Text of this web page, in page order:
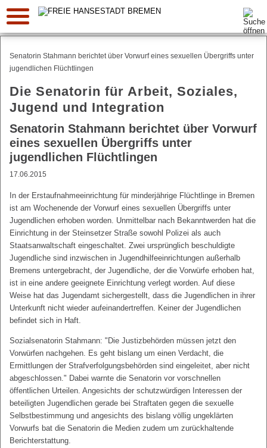
Suche:
Senatorin Stahmann berichtet über Vorwurf eines sexuellen Übergriffs unter
jugendlichen Flüchtlingen
Die Senatorin für Arbeit, Soziales,
Jugend und Integration
Senatorin Stahmann berichtet über Vorwurf
eines sexuellen Übergriffs unter
jugendlichen Flüchtlingen
17.06.2015
In der Erstaufnahmeeinrichtung für minderjährige Flüchtlinge in Bremen
ist am Wochenende der Vorwurf eines sexuellen Übergriffs unter
Jugendlichen erhoben worden. Unmittelbar nach Bekanntwerden hat die
Einrichtung in der Steinsetzer Straße sowohl Polizei als auch
Staatsanwaltschaft eingeschaltet. Zwei ursprünglich beschuldigte
Jugendliche sind inzwischen in Jugendhilfeeinrichtungen außerhalb
Bremens untergebracht, der Jugendliche, der die Vorwürfe erhoben hat,
ist in eine andere geeignete Einrichtung verlegt worden. Auf diese
Weise hat das Jugendamt sichergestellt, dass die Jugendlichen in ihrer
Unterkunft nicht wieder aufeinandertreffen. Keiner der Jugendlichen
befindet sich in Haft.
Sozialsenatorin Stahmann: "Die Justizbehörden müssen jetzt den
Vorwürfen nachgehen. Es geht bislang um einen Verdacht, die
Ermittlungen der Strafverfolgungsbehörden sind eingeleitet, aber nicht
abgeschlossen." Dabei warnte die Senatorin vor vorschnellen
öffentlichen Urteilen. Angesichts der schutzwürdigen Interessen der
beteiligten Jugendlichen gerade bei Straftaten gegen die sexuelle
Selbstbestimmung und angesichts des bislang völlig ungeklärten
Vorwurfs bat die Senatorin die Medien zudem um zurückhaltende
Berichterstattung.